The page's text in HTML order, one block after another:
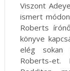
Viszont
ismert
Roberts
könyve
elég sokan
Roberts-et.